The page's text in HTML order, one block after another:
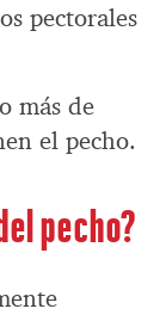
pectorales
más de
el pecho.
pecho?